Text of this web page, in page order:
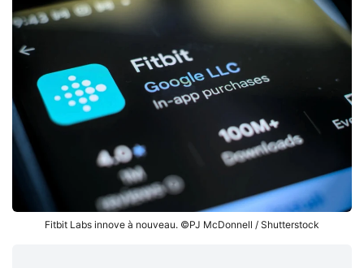
Fitbit Labs innove à nouveau. ©PJ McDonnell / Shutterstock